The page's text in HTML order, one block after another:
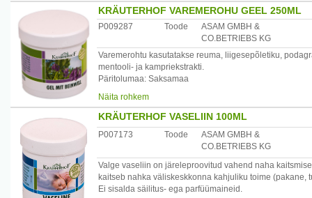
Koostis: karnitiin, kofeiin, pantenool, provitamiin B5,
Päritolumaa: Saksamaa
Maaletooja: Startlan OÜ, Laki 30-413 Tallinn, Eesti
KRÄUTERHOF VAREMEROHU GEEL 250ML
P009287 Toode
ASAM GMBH &
CO.BETRIEBS KG
Varemerohtu kasutatakse reuma, liigesepõletiku,
mentooli- ja kampriekstrakti.
Päritolumaa: Saksamaa
Näita rohkem
KRÄUTERHOF VASELIIN 100ML
P007173 Toode
ASAM GMBH &
CO.BETRIEBS KG
Valge vaseliin on järeleproovitud vahend naha
kaitseb nahka väliskeskkonna kahjuliku toime
Ei sisalda säilitus- ega parfüümaineid.